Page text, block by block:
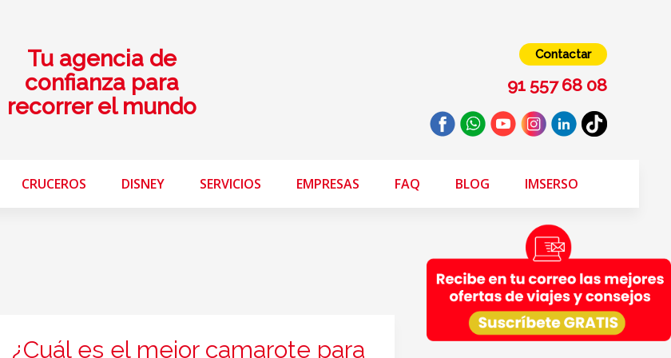
Tu agencia de
confianza para
recorrer el mundo
Contactar
91 557 68 08
CRUCEROS DISNEY SERVICIOS EMPRESAS FAQ BLOG IMSERSO
¿Cuál es el mejor camarote para